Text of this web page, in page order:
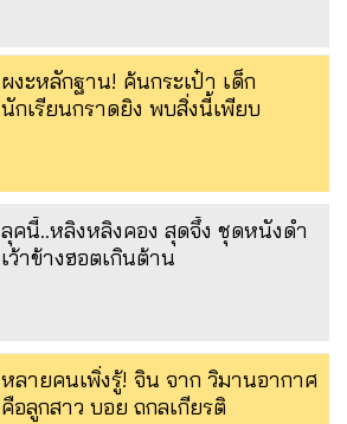
ผงะหลักฐาน! ค้นกระเป๋า เด็ก
นักเรียนกราดยิง พบสิ่งนี้เพียบ
ลุคนี้..หลิงหลิงคอง สุดจึ้ง ชุดหนังดำ
เว้าข้างฮอตเกินต้าน
หลายคนเพิ่งรู้! จิน จาก วิมานอากาศ
คือลูกสาว บอย ถกลเกียรติ